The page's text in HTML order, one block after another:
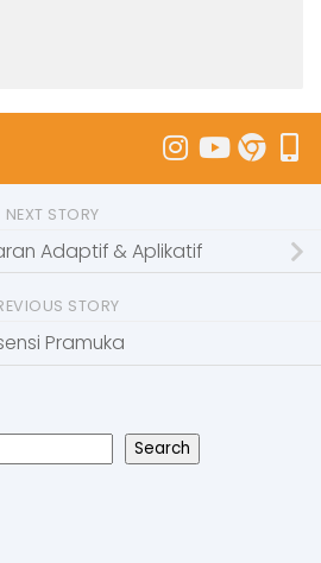
NEXT STORY
Adaptif & Aplikatif
STORY
Pramuka
Search